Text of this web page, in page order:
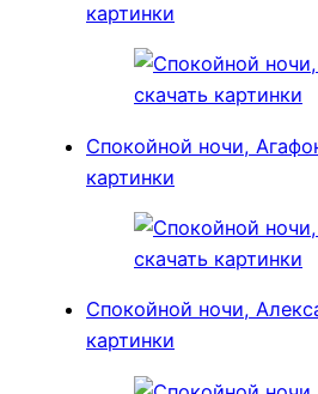
картинки
Спокойной ночи,
картинки
Спокойной ночи,
картинки